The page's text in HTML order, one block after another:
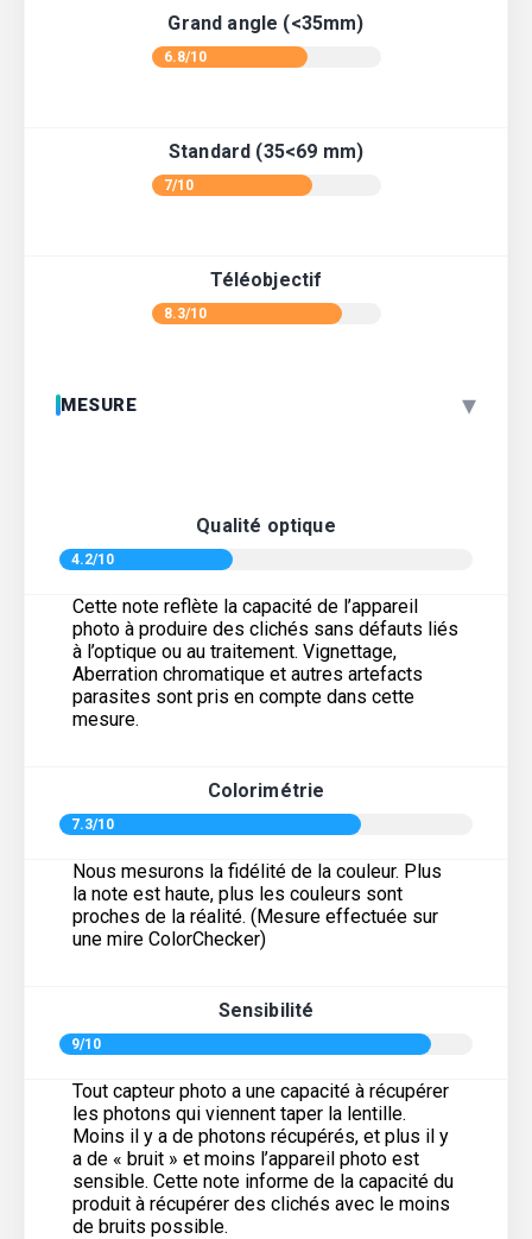
Grand angle (<35mm)
6.8/10
Standard (35<69 mm)
7/10
Téléobjectif
8.3/10
MESURE ▾
Qualité optique
4.2/10
Cette note reflète la capacité de l’appareil
photo à produire des clichés sans défauts liés
à l’optique ou au traitement. Vignettage,
Aberration chromatique et autres artefacts
parasites sont pris en compte dans cette
mesure.
Colorimétrie
7.3/10
Nous mesurons la fidélité de la couleur. Plus
la note est haute, plus les couleurs sont
proches de la réalité. (Mesure effectuée sur
une mire ColorChecker)
Sensibilité
9/10
Tout capteur photo a une capacité à récupérer
les photons qui viennent taper la lentille.
Moins il y a de photons récupérés, et plus il y
a de « bruit » et moins l’appareil photo est
sensible. Cette note informe de la capacité du
produit à récupérer des clichés avec le moins
de bruits possible.